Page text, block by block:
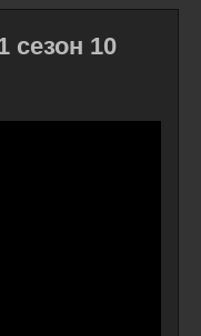
сезон 10